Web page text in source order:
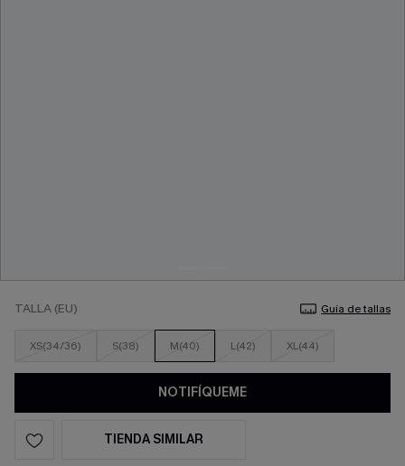
TALLA (EU) Guía de tallas
XS(34/36) S(38) M(40) L(42) XL(44)
NOTIFÍQUEME
TIENDA SIMILAR